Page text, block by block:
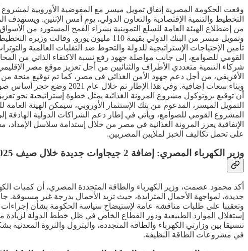
التخطيط والتنمية الإقتصادية والتعاون الدولي، يوم أمس الإثنين.
وتمويل ميسر من البنك الدولي بقيمة 110
تأمين الإحتياجات الإستراتيجية للدولة والتحوط ضد التقلبات العالمية
القومي للصوامع، إلى جانب مواصلة جهود رفع نسبة الاكتفاء الذاتي من
شركاء التنمية متعددي الأطراف والثنائيين من أجل تعزيز موقع مصر
أن توقيع بروتوكول مشروع المرونة الغذائية يمثل خطوة إستراتيجية نحو
التمويل الميسر، المدعوم من بنك الإستثمار الأوروبي، سيمكن الهيئة
المشروع القومي للصوامع، ويأتي في إطار دعم الشراكات الدولية الهادفة
الإتفاقية يعزز المرونة الغذائية في مصر من خلال إستدامة سلاسل
على تحمل تكاليف الخبز لملايين المصريين.
وزير الكهرباء المصري: إضافة 2 جيجاوات جديدة خلال صيف 2025
جديدة، لمواجهة الأحمال المتزايدة، حيث تزيد الأحمال بدرجة غير
وتعقيبا على طلبات مناقشة عامة لإستيضاح سياسة الحكومة بشأن إجراءات
إستغلال الموارد الطبيعية ودور القطاع الخاص في ظل خطط الدولة لزيادة
تنسيقا بين وزارتي الكهرباء والطاقة المتجددة، والبترول والثروة
في مشروعات الطاقة النظيفة.